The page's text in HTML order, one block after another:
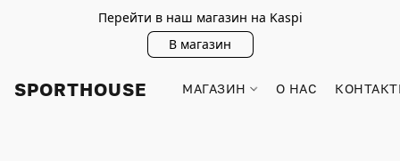
Перейти в наш магазин на Kaspi
В магазин
SPORTHOUSE МАГАЗИН О НАС